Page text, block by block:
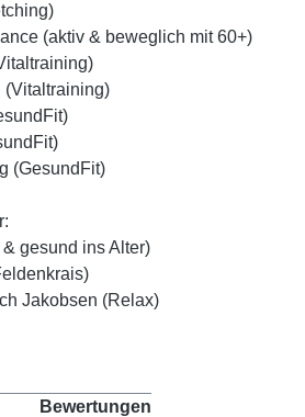
(aktiv & beweglich mit 60+)
(Vitaltraining)
(GesundFit)
gesund ins Alter)
Jakobsen (Relax)
Bewertungen